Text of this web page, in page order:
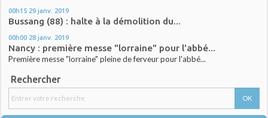
00h15 29 janv. 2019
Bussang (88) : halte à la démolition du...
00h00 28 janv. 2019
Nancy : première messe "lorraine" pour l'abbé...
Première messe "lorraine" pleine de ferveur pour l'abbé...
Rechercher